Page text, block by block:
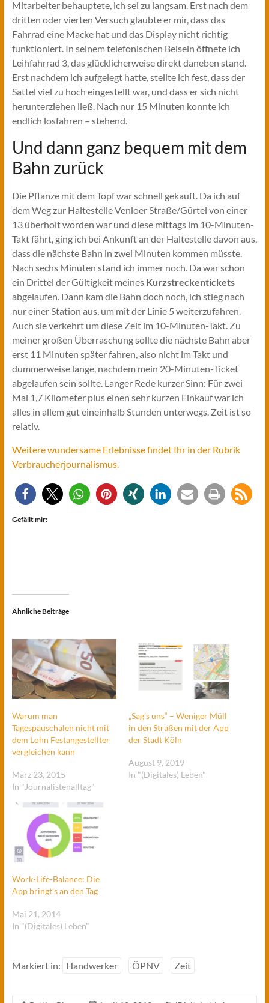
Mitarbeiter behauptete, ich sei zu langsam. Erst nach dem
dritten oder vierten Versuch glaubte er mir, dass das
Fahrrad eine Macke hat und das Display nicht richtig
funktioniert. In seinem telefonischen Beisein öffnete ich
Leihfahrrad 3, das glücklicherweise direkt daneben stand.
Erst nachdem ich aufgelegt hatte, stellte ich fest, dass der
Sattel viel zu hoch eingestellt war, und dass er sich nicht
herunterziehen ließ. Nach nur 15 Minuten konnte ich
endlich losfahren – stehend.
Und dann ganz bequem mit dem
Bahn zurück
Die Pflanze mit dem Topf war schnell gekauft. Da ich auf
dem Weg zur Haltestelle Venloer Straße/Gürtel von einer
13 überholt worden war und diese mittags im 10-Minuten-
Takt fährt, ging ich bei Ankunft an der Haltestelle davon aus,
dass die nächste Bahn in zwei Minuten kommen müsste.
Nach sechs Minuten stand ich immer noch. Da war schon
ein Drittel der Gültigkeit meines Kurzstreckentickets
abgelaufen. Dann kam die Bahn doch noch, ich stieg nach
nur einer Station aus, um mit der Linie 5 weiterzufahren.
Auch sie verkehrt um diese Zeit im 10-Minuten-Takt. Zu
meiner großen Überraschung sollte die nächste Bahn aber
erst 11 Minuten später fahren, also nicht im Takt und
dummerweise lange, nachdem mein 20-Minuten-Ticket
abgelaufen sein sollte. Langer Rede kurzer Sinn: Für zwei
Mal 1,7 Kilometer plus einen sehr kurzen Einkauf war ich
alles in allem gut eineinhalb Stunden unterwegs. Zeit ist so
relativ.
Weitere wundersame Erlebnisse findet Ihr in der Rubrik
Verbraucherjournalismus.
Gefällt mir:
Ähnliche Beiträge
Warum man
Tagespauschalen nicht mit
dem Lohn Festangestellter
vergleichen kann
März 23, 2015
In "Journalistenalltag"
„Sag’s uns“ – Weniger Müll
in den Straßen mit der App
der Stadt Köln
August 9, 2019
In "(Digitales) Leben"
Work-Life-Balance: Die
App bringt’s an den Tag
Mai 21, 2014
In "(Digitales) Leben"
Markiert in: Handwerker ÖPNV Zeit